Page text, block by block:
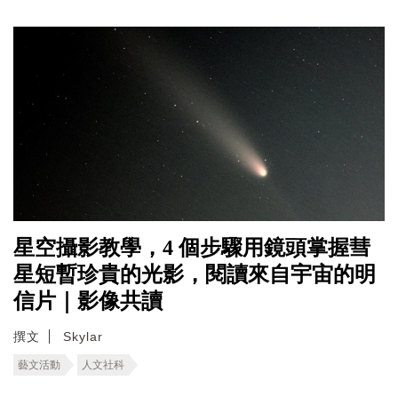
星空攝影教學，4 個步驟用鏡頭掌握彗
星短暫珍貴的光影，閱讀來自宇宙的明
信片｜影像共讀
撰文 Skylar
藝文活動 人文社科